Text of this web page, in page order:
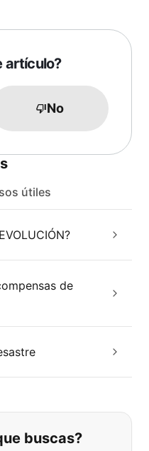
artículo?
No
útiles
de
lo que está
buscas?